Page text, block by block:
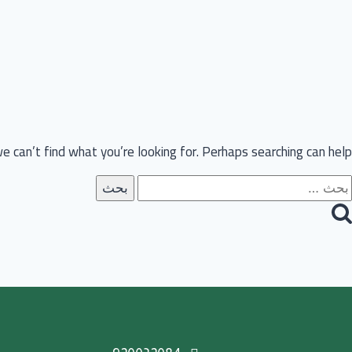
can’t find what you’re looking for. Perhaps searching can help.